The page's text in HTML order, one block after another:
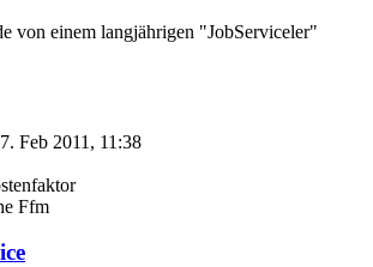
von einem langjährigen "JobServiceler"
Feb 2011, 11:38
Ffm